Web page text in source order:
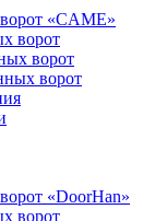
«CAME»
ворот
ворот
ворот
«DoorHan»
ворот